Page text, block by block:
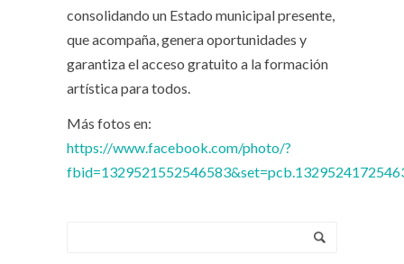
consolidando un Estado municipal presente,
que acompaña, genera oportunidades y
garantiza el acceso gratuito a la formación
artística para todos.
Más fotos en:
https://www.facebook.com/photo/?